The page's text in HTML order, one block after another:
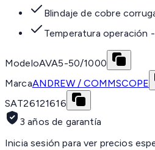
Blindaje de cobre
Temperatura operación
ModeloAVA5-50/1000
MarcaANDREW / COMMSCOPE
SAT26121616
3 años de garantía
Inicia sesión para ver precios